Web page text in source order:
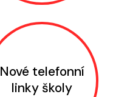
Nové telefonní
linky školy